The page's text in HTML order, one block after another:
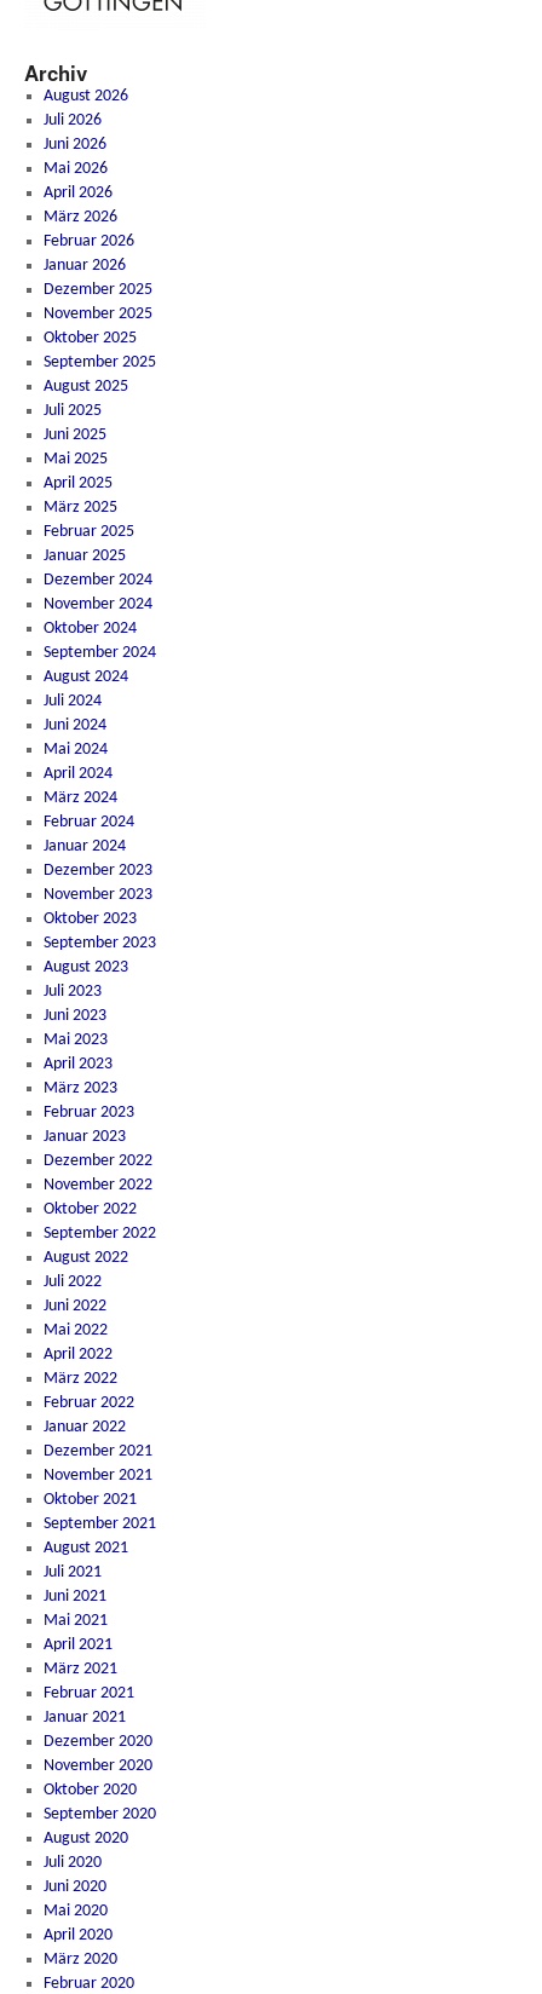
Archiv
August 2026
Juli 2026
Juni 2026
Mai 2026
April 2026
März 2026
Februar 2026
Januar 2026
Dezember 2025
November 2025
Oktober 2025
September 2025
August 2025
Juli 2025
Juni 2025
Mai 2025
April 2025
März 2025
Februar 2025
Januar 2025
Dezember 2024
November 2024
Oktober 2024
September 2024
August 2024
Juli 2024
Juni 2024
Mai 2024
April 2024
März 2024
Februar 2024
Januar 2024
Dezember 2023
November 2023
Oktober 2023
September 2023
August 2023
Juli 2023
Juni 2023
Mai 2023
April 2023
März 2023
Februar 2023
Januar 2023
Dezember 2022
November 2022
Oktober 2022
September 2022
August 2022
Juli 2022
Juni 2022
Mai 2022
April 2022
März 2022
Februar 2022
Januar 2022
Dezember 2021
November 2021
Oktober 2021
September 2021
August 2021
Juli 2021
Juni 2021
Mai 2021
April 2021
März 2021
Februar 2021
Januar 2021
Dezember 2020
November 2020
Oktober 2020
September 2020
August 2020
Juli 2020
Juni 2020
Mai 2020
April 2020
März 2020
Februar 2020